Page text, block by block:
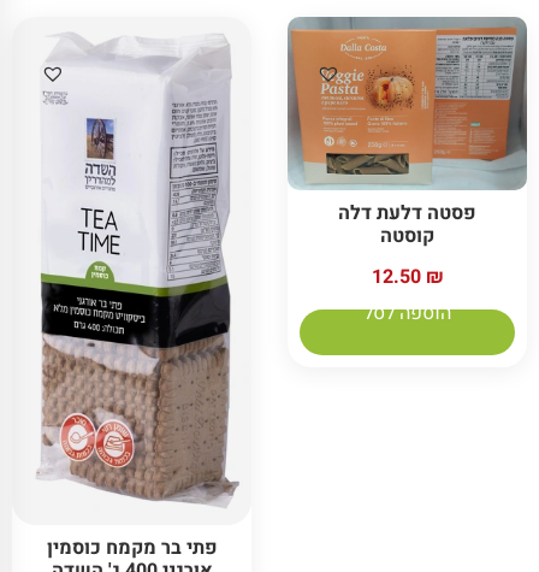
פסטה דלעת דלה
קוסטה
12.50 ₪
הוספה לסל
פתי בר מקמח כוסמין